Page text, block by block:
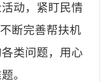
动，紧盯民情
断完善帮扶机
类问题，用心
。